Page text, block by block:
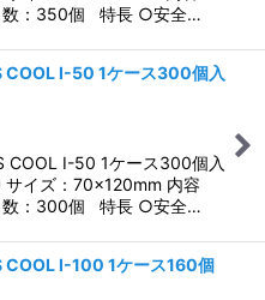
数：350個 特長 ○安全…
COOL I-50 1ケース300個入
COOL I-50 1ケース300個入
イズ：70×120mm 内容
数：300個 特長 ○安全…
COOL I-100 1ケース160個